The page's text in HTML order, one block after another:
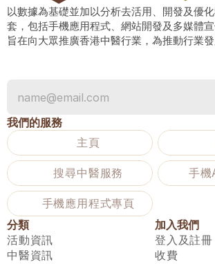
以數據為基礎並加以分析去活用、開發及優
套，包括手機應用程式、網站開發及多媒體宣
旨在向大眾推廣香港中醫行業，為推動行業發
我們的服務
主頁
搜尋中醫服務 手機
手機應用程式專頁
分類
活動資訊
中醫資訊
加入我們
登入及註冊
收費